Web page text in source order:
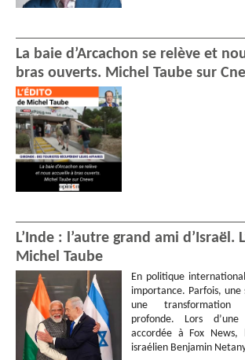
La baie d’Arcachon se relève et
bras ouverts. Michel Taube sur
L’Inde : l’autre grand ami d’Israël.
Michel Taube
En politique
importance. Parfois, une
une transformation
profonde. Lors
accordée à Fox News,
israélien Benjamin